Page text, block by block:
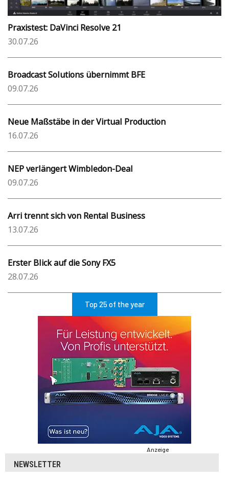
Praxistest: DaVinci Resolve 21
30.07.26
Broadcast Solutions übernimmt BFE
09.07.26
Neue Maßstäbe in der Virtual Production
16.07.26
NEP verlängert Wimbledon-Deal
09.07.26
Arri trennt sich von Rental Business
13.07.26
Erster Blick auf die Sony FX5
28.07.26
Top 25 of the year
Anzeige
NEWSLETTER